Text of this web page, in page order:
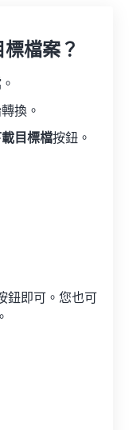
檔案？
換。
載目標檔按鈕。
鈕即可。您也可